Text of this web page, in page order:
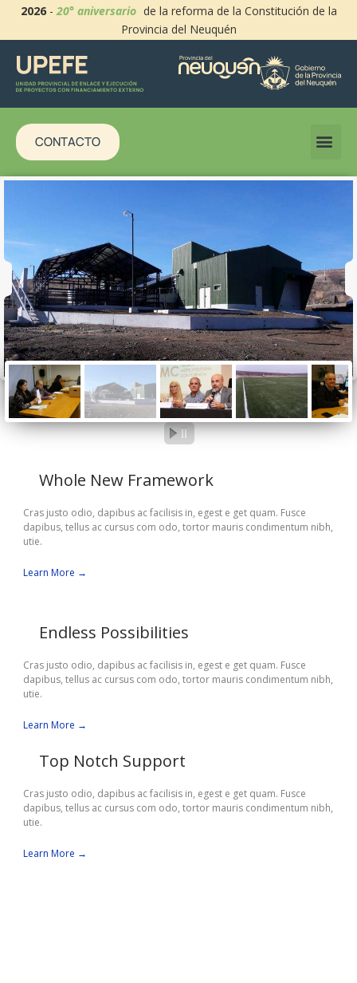
2026-20° aniversario de la reforma de la Constitución de la
Provincia del Neuquén
CONTACTO
Whole New Framework
Cras justo odio, dapibus ac facilisis in, egest e get quam. Fusce
dapibus, tellus ac cursus com odo, tortor mauris condimentum nibh,
utie.
Learn More →
Endless Possibilities
Cras justo odio, dapibus ac facilisis in, egest e get quam. Fusce
dapibus, tellus ac cursus com odo, tortor mauris condimentum nibh,
utie.
Learn More →
Top Notch Support
Cras justo odio, dapibus ac facilisis in, egest e get quam. Fusce
dapibus, tellus ac cursus com odo, tortor mauris condimentum nibh,
utie.
Learn More →